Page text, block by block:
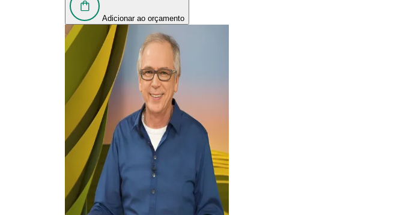
Adicionar ao orçamento